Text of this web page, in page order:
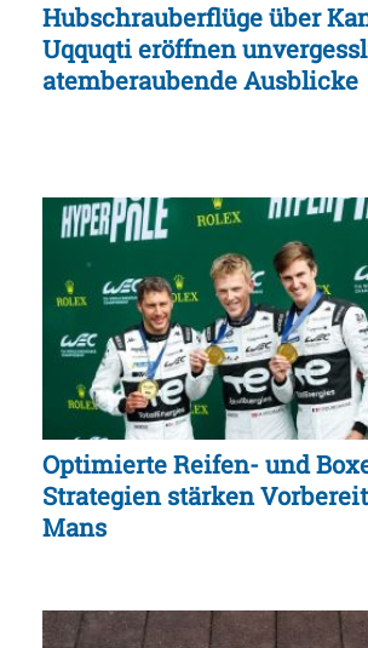
Hubschrauberflüge über
Uqquqti eröffnen
atemberaubende Ausblicke
Optimierte Reifen- und
Strategien stärken
Mans